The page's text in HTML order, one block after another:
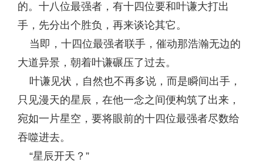
的。十八位最强者，有十四位要和叶谦大打出
手，先分出个胜负，再来谈论其它。
当即，十四位最强者联手，催动那浩瀚无边的
大道异景，朝着叶谦碾压了过去。
叶谦见状，自然也不再多说，而是瞬间出手，
只见漫天的星辰，在他一念之间便构筑了出来，
宛如一片星空，要将眼前的十四位最强者尽数给
吞噬进去。
“星辰开天？”